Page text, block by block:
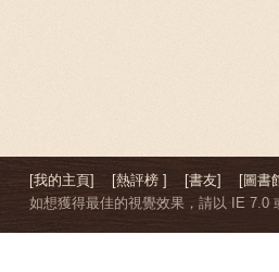
[我的主頁] [熱評榜 ] [書友] [圖書
如想獲得最佳的視覺效果，請以 IE 7.0